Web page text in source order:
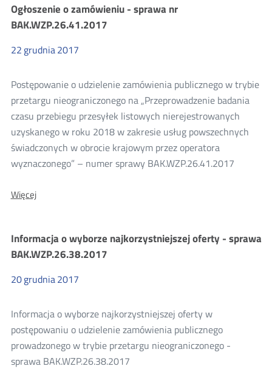
Zamówienia
publiczne
Ogłoszenie o zamówieniu - sprawa nr
BAK.WZP.26.41.2017
22 grudnia2017
Postępowanie o udzielenie zamówienia publicznego w trybie
przetargu nieograniczonego na „Przeprowadzenie badania
czasu przebiegu przesyłek listowych nierejestrowanych
uzyskanego w roku 2018 w zakresie usług powszechnych
świadczonych w obrocie krajowym przez operatora
wyznaczonego” – numer sprawy BAK.WZP.26.41.2017
WięcejO:
-
sprawa
nr
Informacja o wyborze najkorzystniejszej oferty - sprawa
BAK.WZP.26.38.2017
20grudnia2017
Informacja o wyborze najkorzystniejszej oferty w
postępowaniu o udzielenie zamówienia publicznego
prowadzonego w trybie przetargu nieograniczonego -
sprawa BAK.WZP.26.38.2017